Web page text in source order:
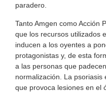
paradero.
Tanto Amgen como Acción
que los recursos utilizados
inducen a los oyentes a
protagonistas y, de esta
a las personas que
normalización. La
que provoca lesiones en el